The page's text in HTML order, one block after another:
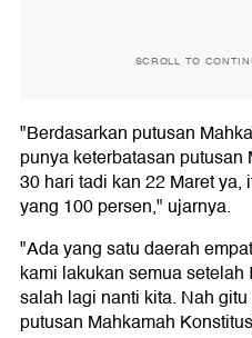
SCROLL TO
"Berdasarkan putusan
punya keterbatasan
30 hari tadi kan 22 Maret
yang 100 persen," ujarnya.
"Ada yang satu daerah
kami lakukan semua
salah lagi nanti kita. Nah
putusan Mahkamah